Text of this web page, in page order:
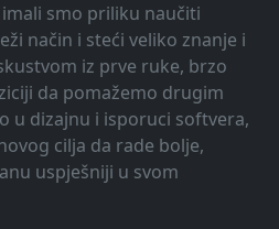
smo priliku naučiti
način i steći veliko znanje i
iz prve ruke, brzo
da pomažemo drugim
u dizajnu i isporuci softvera,
cilja da rade bolje,
uspješniji u svom